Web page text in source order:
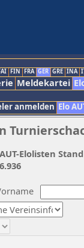
FIN FRA GER GRE INA
Meldekartei
anmelden Elo
AUT-Elolisten
6.936